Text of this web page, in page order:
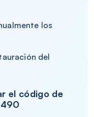
los
del
el código de